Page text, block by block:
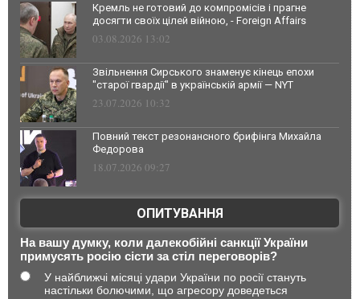
Кремль не готовий до компромісів і прагне
досягти своїх цілей війною, - Foreign Affairs
03.08.2026 13:02
Звільнення Сирського знаменує кінець епохи
"старої гвардії" в українській армії — NYT
23.07.2026 10:32
Повний текст резонансного брифінга Михайла
Федорова
18.07.2026 09:27
ОПИТУВАННЯ
На вашу думку, коли далекобійні санкції України
примусять росію сісти за стіл переговорів?
У найближчі місяці удари України по росії стануть
настільки болючими, що агресору доведеться